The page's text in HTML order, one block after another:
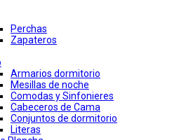
Perchas
Zapateros
Armarios dormitorio
Mesillas de noche
Comodas y Sinfonieres
Cabeceros de Cama
Conjuntos de dormitorio
Literas